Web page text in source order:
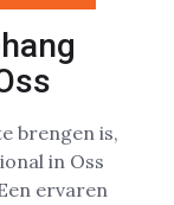
brengen is,
in Oss
ervaren